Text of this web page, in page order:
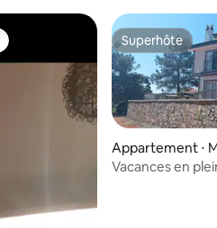
Superhôte
Superhôte
Appartement ⋅
Vacances en